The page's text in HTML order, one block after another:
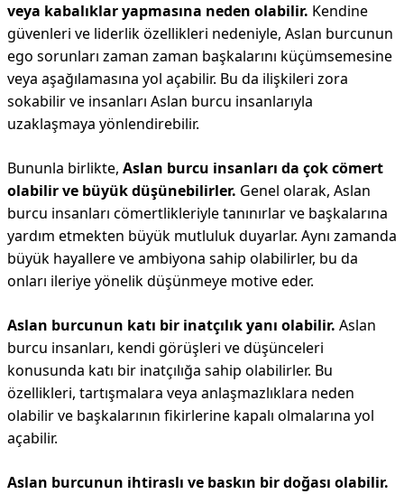
veya kabalıklar yapmasına neden olabilir. Kendine
güvenleri ve liderlik özellikleri nedeniyle, Aslan burcunun
ego sorunları zaman zaman başkalarını küçümsemesine
veya aşağılamasına yol açabilir. Bu da ilişkileri zora
sokabilir ve insanları Aslan burcu insanlarıyla
uzaklaşmaya yönlendirebilir.
Bununla birlikte, Aslan burcu insanları da çok cömert
olabilir ve büyük düşünebilirler. Genel olarak, Aslan
burcu insanları cömertlikleriyle tanınırlar ve başkalarına
yardım etmekten büyük mutluluk duyarlar. Aynı zamanda
büyük hayallere ve ambiyona sahip olabilirler, bu da
onları ileriye yönelik düşünmeye motive eder.
Aslan burcunun katı bir inatçılık yanı olabilir. Aslan
burcu insanları, kendi görüşleri ve düşünceleri
konusunda katı bir inatçılığa sahip olabilirler. Bu
özellikleri, tartışmalara veya anlaşmazlıklara neden
olabilir ve başkalarının fikirlerine kapalı olmalarına yol
açabilir.
Aslan burcunun ihtiraslı ve baskın bir doğası olabilir.